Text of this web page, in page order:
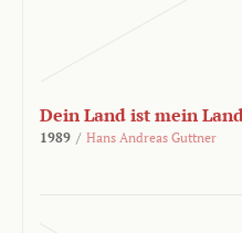
Dein Land ist mein
1989 / Hans Andreas Guttner